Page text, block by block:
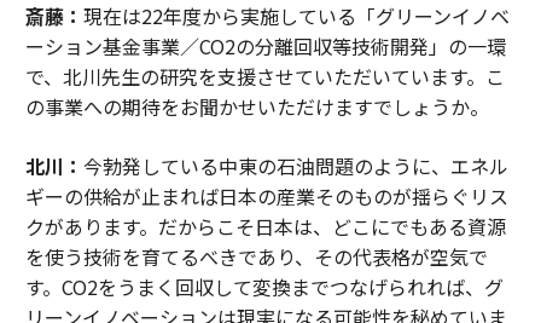
斎藤： 現在は22年度から実施している「グリーンイノベ
ーション基金事業／CO2の分離回収等技術開発」の一環
で、北川先生の研究を支援させていただいています。こ
の事業への期待をお聞かせいただけますでしょうか。
北川： 今勃発している中東の石油問題のように、エネル
ギーの供給が止まれば日本の産業そのものが揺らぐリス
クがあります。だからこそ日本は、どこにでもある資源
を使う技術を育てるべきであり、その代表格が空気で
す。CO2をうまく回収して変換までつなげられれば、グ
リーンイノベーションは現実になる可能性を秘めていま